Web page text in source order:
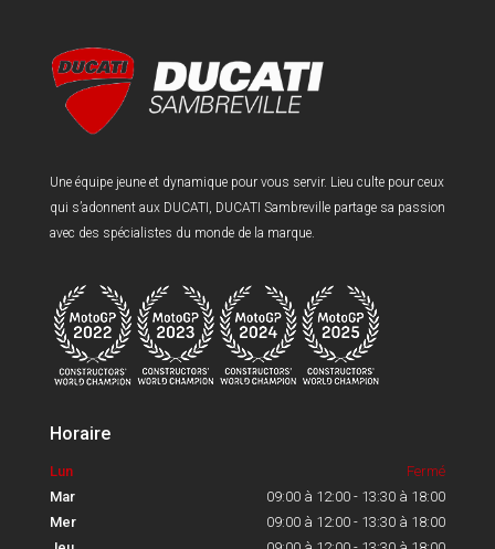
Une équipe jeune et dynamique pour vous servir. Lieu culte pour ceux
qui s’adonnent aux DUCATI, DUCATI Sambreville partage sa passion
avec des spécialistes du monde de la marque.
Horaire
Lun
Fermé
Mar
09:00 à 12:00 - 13:30 à 18:00
Mer
09:00 à 12:00 - 13:30 à 18:00